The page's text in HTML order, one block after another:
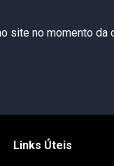
site no momento
Links Úteis